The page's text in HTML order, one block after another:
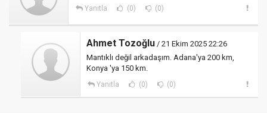
Yanıtla (0) (0)
Ahmet Tozoğlu / 21 Ekim 2025 22:26
Mantıklı değil arkadaşım. Adana'ya 200 km,
Konya 'ya 150 km.
Yanıtla (0) (0)